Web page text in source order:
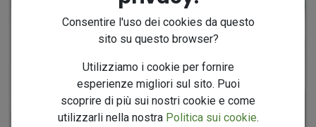
Consentire l'uso dei cookies da questo
sito su questo browser?
Utilizziamo i cookie per fornire
esperienze migliori sul sito. Puoi
scoprire di più sui nostri cookie e come
utilizzarli nella nostra Politica sui cookie.